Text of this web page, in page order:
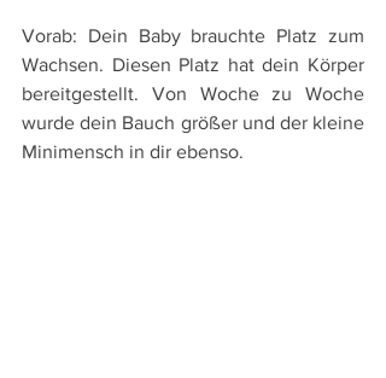
Vorab: Dein Baby brauchte Platz zum
Wachsen. Diesen Platz hat dein Körper
bereitgestellt. Von Woche zu Woche
wurde dein Bauch größer und der kleine
Minimensch in dir ebenso.